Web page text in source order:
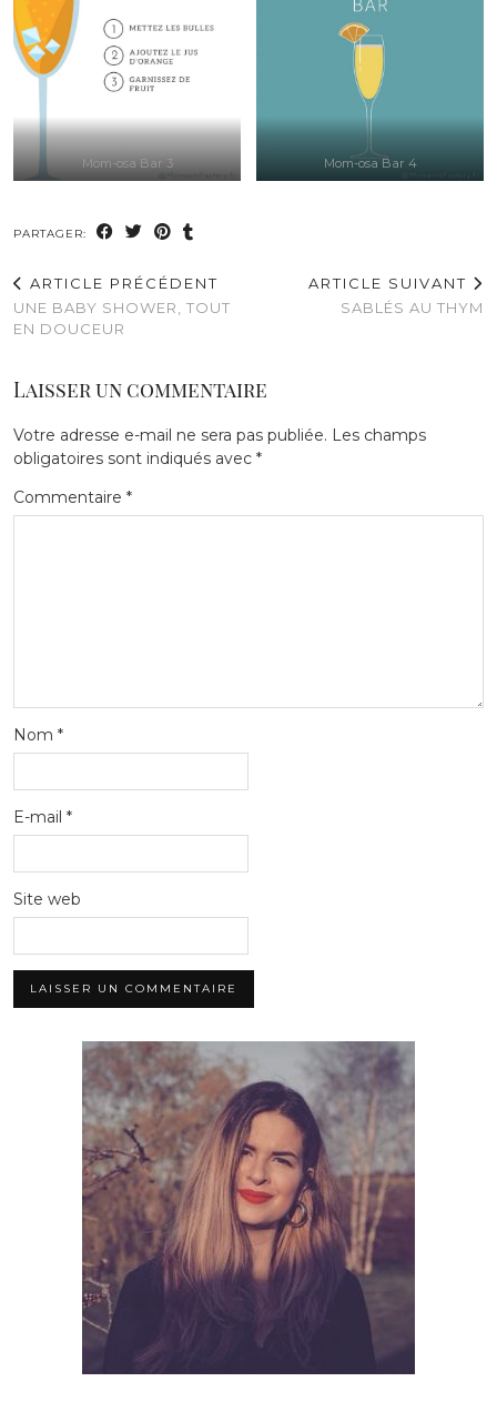
Mom-osa Bar 3 Mom-osa Bar 4
PARTAGER:
ARTICLE PRÉCÉDENT
UNE BABY SHOWER, TOUT
EN DOUCEUR
ARTICLE SUIVANT
SABLÉS AU THYM
Laisser un commentaire
Votre adresse e-mail ne sera pas publiée. Les champs
obligatoires sont indiqués avec *
Commentaire *
Nom *
E-mail *
Site web